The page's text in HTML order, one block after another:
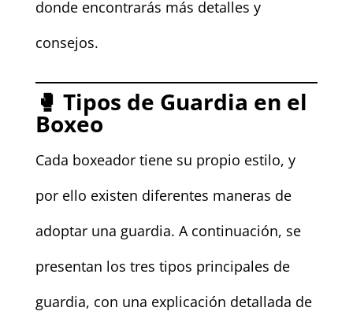
donde encontrarás más detalles y
consejos.
🥊 Tipos de Guardia en el
Boxeo
Cada boxeador tiene su propio estilo, y
por ello existen diferentes maneras de
adoptar una guardia. A continuación, se
presentan los tres tipos principales de
guardia, con una explicación detallada de